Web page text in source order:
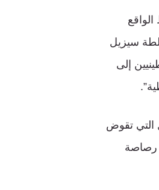
سيزيل
إلى
التي تقوض
رصاصة